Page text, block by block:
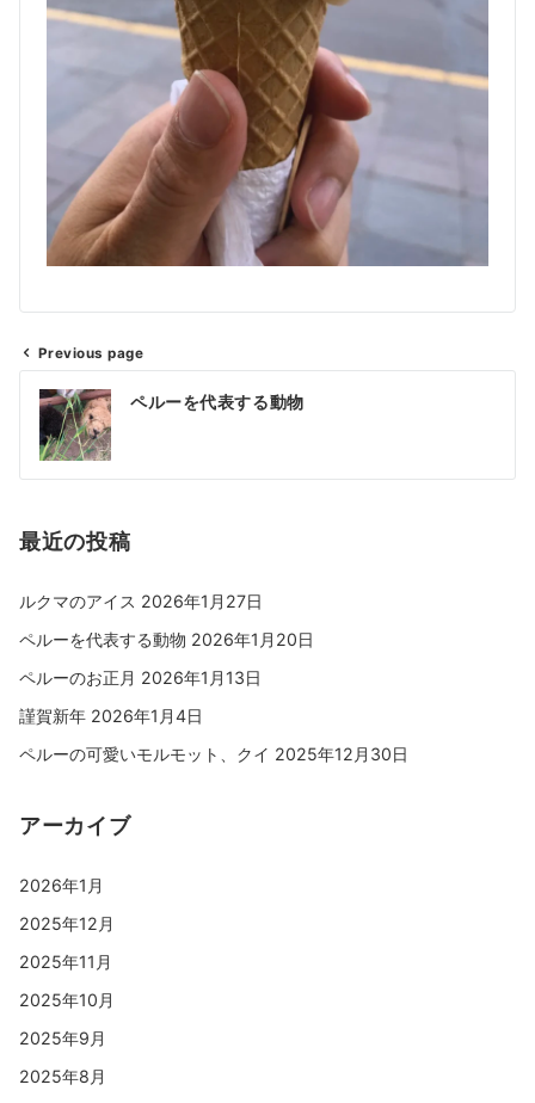
Previous page
ペルーを代表する動物
最近の投稿
ルクマのアイス 2026年1月27日
ペルーを代表する動物 2026年1月20日
ペルーのお正月 2026年1月13日
謹賀新年 2026年1月4日
ペルーの可愛いモルモット、クイ 2025年12月30日
アーカイブ
2026年1月
2025年12月
2025年11月
2025年10月
2025年9月
2025年8月